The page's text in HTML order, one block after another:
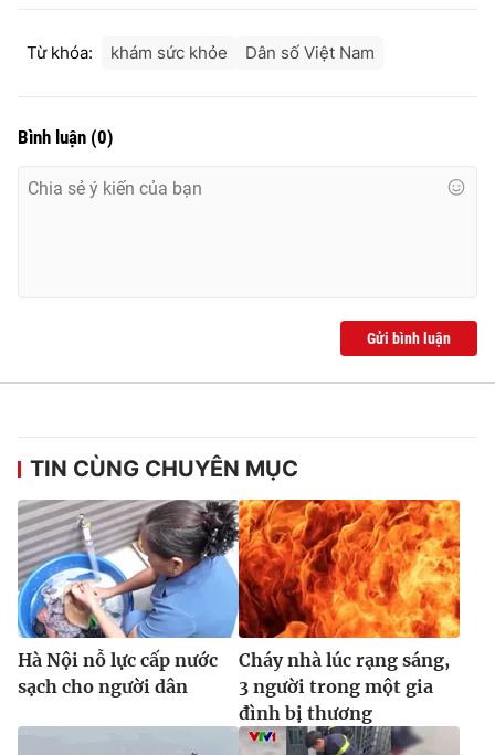
Từ khóa: khám sức khỏe Dân số Việt Nam
Bình luận (0)
Gửi bình luận
TIN CÙNG CHUYÊN MỤC
Hà Nội nỗ lực cấp nước
sạch cho người dân
Cháy nhà lúc rạng sáng,
3 người trong một gia
đình bị thương